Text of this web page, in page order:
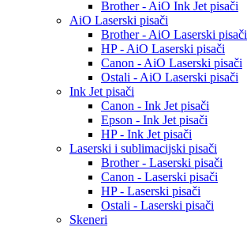
Brother - AiO Ink Jet pisači
AiO Laserski pisači
Brother - AiO Laserski pisači
HP - AiO Laserski pisači
Canon - AiO Laserski pisači
Ostali - AiO Laserski pisači
Ink Jet pisači
Canon - Ink Jet pisači
Epson - Ink Jet pisači
HP - Ink Jet pisači
Laserski i sublimacijski pisači
Brother - Laserski pisači
Canon - Laserski pisači
HP - Laserski pisači
Ostali - Laserski pisači
Skeneri